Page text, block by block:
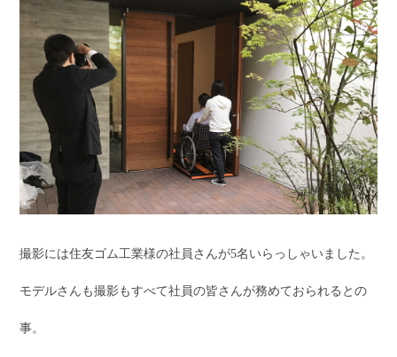
撮影には住友ゴム工業様の社員さんが5名いらっしゃいました。
モデルさんも撮影もすべて社員の皆さんが務めておられるとの
事。